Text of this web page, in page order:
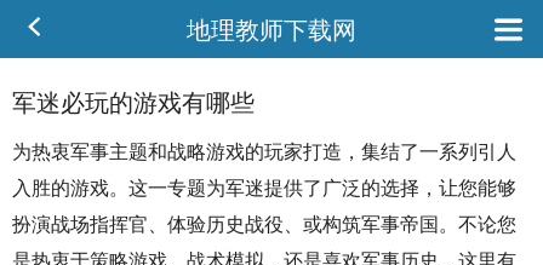
地理教师下载网
军迷必玩的游戏有哪些
为热衷军事主题和战略游戏的玩家打造，集结了一系列引人
入胜的游戏。这一专题为军迷提供了广泛的选择，让您能够
扮演战场指挥官、体验历史战役、或构筑军事帝国。不论您